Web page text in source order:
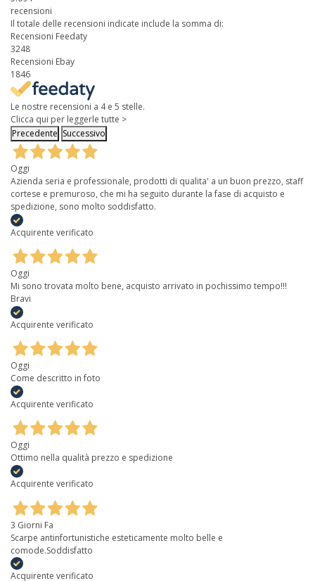
recensioni
Il totale delle recensioni indicate include la somma di:
Recensioni Feedaty
3248
Recensioni Ebay
1846
Le nostre recensioni a 4 e 5 stelle.
Clicca qui per leggerle tutte >
Precedente Successivo
Oggi
Azienda seria e professionale, prodotti di qualita' a un buon prezzo, staff
cortese e premuroso, che mi ha seguito durante la fase di acquisto e
spedizione, sono molto soddisfatto.
Acquirente verificato
Oggi
Mi sono trovata molto bene, acquisto arrivato in pochissimo tempo!!!
Bravi
Acquirente verificato
Oggi
Come descritto in foto
Acquirente verificato
Oggi
Ottimo nella qualità prezzo e spedizione
Acquirente verificato
3 Giorni Fa
Scarpe antinfortunistiche esteticamente molto belle e
comode.Soddisfatto
Acquirente verificato